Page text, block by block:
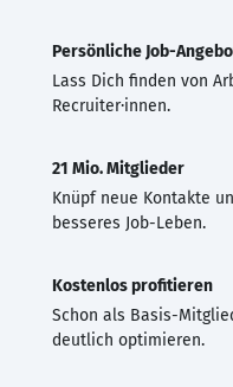
Persönliche Job-
Lass Dich finden von
Recruiter·innen.
21 Mio. Mitglieder
Knüpf neue Kontakte
besseres Job-Leben.
Kostenlos profitieren
Schon als Basis-
deutlich optimieren.